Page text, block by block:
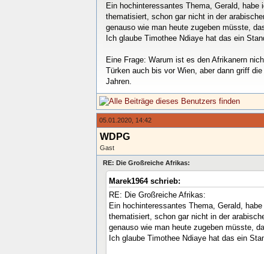
Ein hochinteressantes Thema, Gerald,
thematisiert, schon gar nicht in der
genauso wie man heute zugeben müsste,
Ich glaube Timothee Ndiaye hat das ein
Eine Frage: Warum ist es den Afrikanern
Türken auch bis vor Wien, aber dann griff
Jahren.
05.01.2020, 14:42
WDPG
Gast
RE: Die Großreiche Afrikas:
Marek1964 schrieb:
RE: Die Großreiche Afrikas:
Ein hochinteressantes Thema, Gerald,
thematisiert, schon gar nicht in der
genauso wie man heute zugeben müsste,
Ich glaube Timothee Ndiaye hat das ein